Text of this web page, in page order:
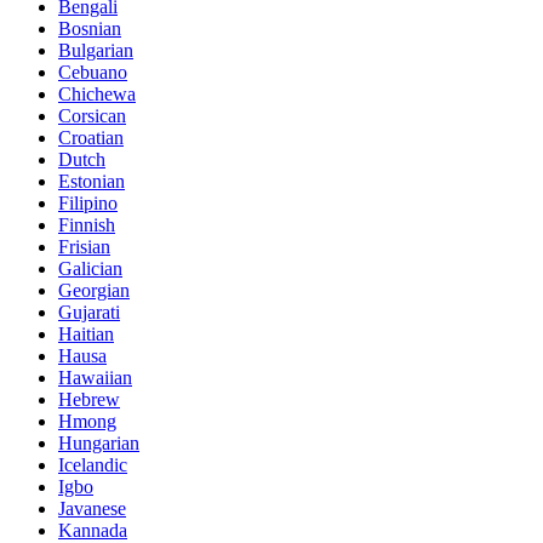
Bengali
Bosnian
Bulgarian
Cebuano
Chichewa
Corsican
Croatian
Dutch
Estonian
Filipino
Finnish
Frisian
Galician
Georgian
Gujarati
Haitian
Hausa
Hawaiian
Hebrew
Hmong
Hungarian
Icelandic
Igbo
Javanese
Kannada